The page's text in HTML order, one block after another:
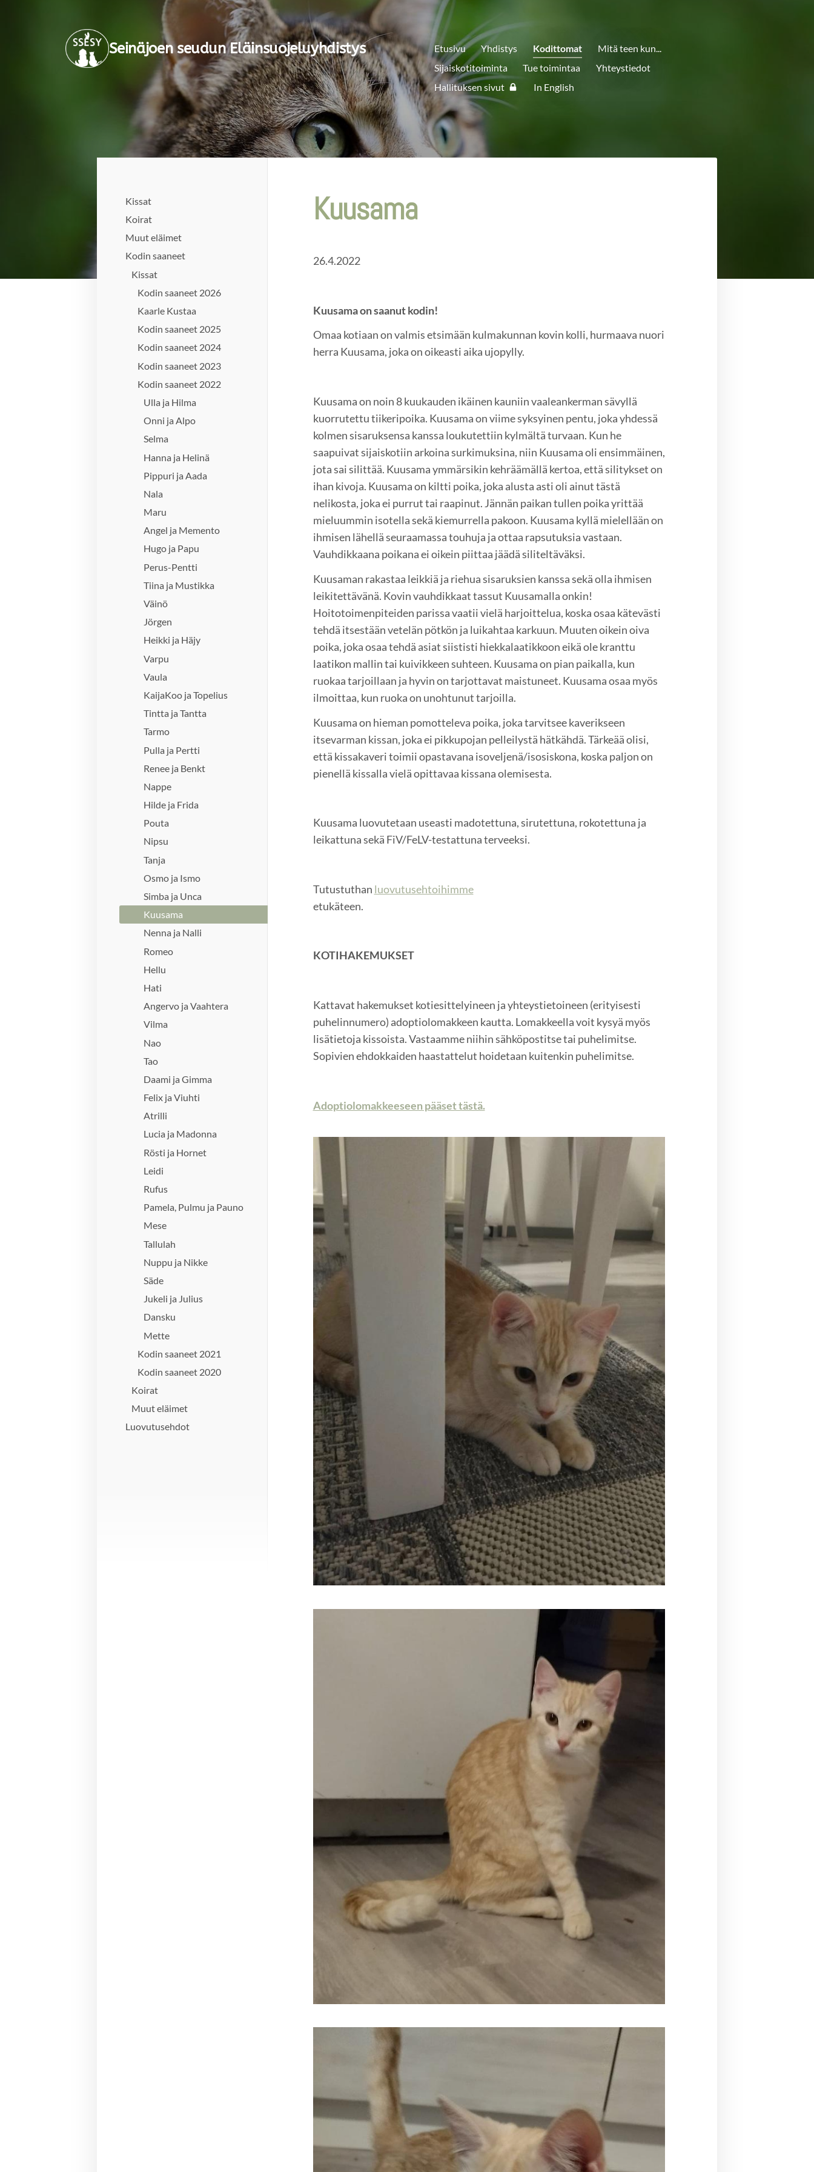
Seinäjoen seudun Eläinsuojeluyhdistys Etusivu Yhdistys Kodittomat
Mitä teen kun...
Sijaiskotitoiminta
Tue toimintaa
Yhteystiedot
Hallituksen sivut
In English
Kissat
Koirat
Muut eläimet
Kodin saaneet
Kissat
Kodin saaneet 2026
Kaarle Kustaa
Kodin saaneet 2025
Kodin saaneet 2024
Kodin saaneet 2023
Kodin saaneet 2022
Ulla ja Hilma
Onni ja Alpo
Selma
Hanna ja Helinä
Pippuri ja Aada
Nala
Maru
Angel ja Memento
Hugo ja Papu
Perus-Pentti
Tiina ja Mustikka
Väinö
Jörgen
Heikki ja Häjy
Varpu
Vaula
KaijaKoo ja Topelius
Tintta ja Tantta
Tarmo
Pulla ja Pertti
Renee ja Benkt
Nappe
Hilde ja Frida
Pouta
Nipsu
Tanja
Osmo ja Ismo
Simba ja Unca
Kuusama
Nenna ja Nalli
Romeo
Hellu
Hati
Angervo ja Vaahtera
Vilma
Nao
Tao
Daami ja Gimma
Felix ja Viuhti
Atrilli
Lucia ja Madonna
Rösti ja Hornet
Leidi
Rufus
Pamela, Pulmu ja Pauno
Mese
Tallulah
Nuppu ja Nikke
Säde
Jukeli ja Julius
Dansku
Mette
Kodin saaneet 2021
Kodin saaneet 2020
Koirat
Muut eläimet
Luovutusehdot
Kuusama
26.4.2022
Kuusama on saanut kodin!
Omaa kotiaan on valmis etsimään kulmakunnan kovin kolli, hurmaava nuori
herra Kuusama, joka on oikeasti aika ujopylly.
Kuusama on noin 8 kuukauden ikäinen kauniin vaaleankerman sävyllä
kuorrutettu tiikeripoika. Kuusama on viime syksyinen pentu, joka yhdessä
kolmen sisaruksensa kanssa loukutettiin kylmältä turvaan. Kun he
saapuivat sijaiskotiin arkoina surkimuksina, niin Kuusama oli ensimmäinen,
jota sai silittää. Kuusama ymmärsikin kehräämällä kertoa, että silitykset on
ihan kivoja. Kuusama on kiltti poika, joka alusta asti oli ainut tästä
nelikosta, joka ei purrut tai raapinut. Jännän paikan tullen poika yrittää
mieluummin isotella sekä kiemurrella pakoon. Kuusama kyllä mielellään on
ihmisen lähellä seuraamassa touhuja ja ottaa rapsutuksia vastaan.
Vauhdikkaana poikana ei oikein piittaa jäädä siliteltäväksi.
Kuusaman rakastaa leikkiä ja riehua sisaruksien kanssa sekä olla ihmisen
leikitettävänä. Kovin vauhdikkaat tassut Kuusamalla onkin!
Hoitotoimenpiteiden parissa vaatii vielä harjoittelua, koska osaa kätevästi
tehdä itsestään vetelän pötkön ja luikahtaa karkuun. Muuten oikein oiva
poika, joka osaa tehdä asiat siististi hiekkalaatikkoon eikä ole kranttu
laatikon mallin tai kuivikkeen suhteen. Kuusama on pian paikalla, kun
ruokaa tarjoillaan ja hyvin on tarjottavat maistuneet. Kuusama osaa myös
ilmoittaa, kun ruoka on unohtunut tarjoilla.
Kuusama on hieman pomotteleva poika, joka tarvitsee kaverikseen
itsevarman kissan, joka ei pikkupojan pelleilystä hätkähdä. Tärkeää olisi,
että kissakaveri toimii opastavana isoveljenä/isosiskona, koska paljon on
pienellä kissalla vielä opittavaa kissana olemisesta.
Kuusama luovutetaan useasti madotettuna, sirutettuna, rokotettuna ja
leikattuna sekä FiV/FeLV-testattuna terveeksi.
Tutustuthan luovutusehtoihimme
etukäteen.
KOTIHAKEMUKSET
Kattavat hakemukset kotiesittelyineen ja yhteystietoineen (erityisesti
puhelinnumero) adoptiolomakkeen kautta. Lomakkeella voit kysyä myös
lisätietoja kissoista. Vastaamme niihin sähköpostitse tai puhelimitse.
Sopivien ehdokkaiden haastattelut hoidetaan kuitenkin puhelimitse.
Adoptiolomakkeeseen pääset tästä.